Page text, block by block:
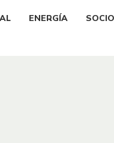
ENERGÍA